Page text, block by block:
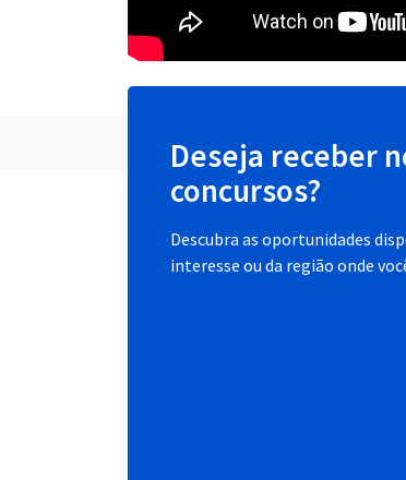
Deseja receber
concursos?
Descubra as oportunidades
interesse ou da região onde